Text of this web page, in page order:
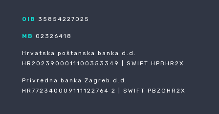
OIB 35854227025
MB 02326418
Hrvatska poštanska banka d.d.
HR2023900011100353349 | SWIFT HPBHR2X
Privredna banka Zagreb d.d.
HR772340009111122764 2 | SWIFT PBZGHR2X